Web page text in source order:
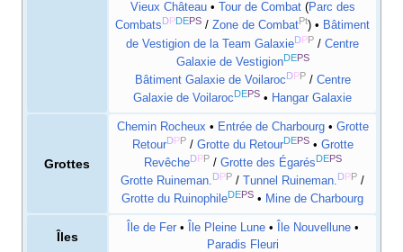
Vieux Château• Tour de Combat(Parc des
Combats DPDEPS / Zone de CombatPt) • Bâtiment
de Vestigion de la Team GalaxieDPP / Centre
Galaxie de VestigionDEPS
Bâtiment Galaxie de VoilarocDPP / Centre
Galaxie de VoilarocDEPS • Hangar Galaxie
Grottes
Chemin Rocheux • Entrée de Charbourg• Grotte
RetourDPP/ Grotte du RetourDEPS• Grotte
RevêcheDPP / Grotte des ÉgarésDEPS
Grotte Ruineman.DPP / Tunnel Ruineman.DPP /
Grotte du RuinophileDEPS • Mine de Charbourg
Îles
Île de Fer• Île Pleine Lune• Île Nouvellune•
Paradis Fleuri